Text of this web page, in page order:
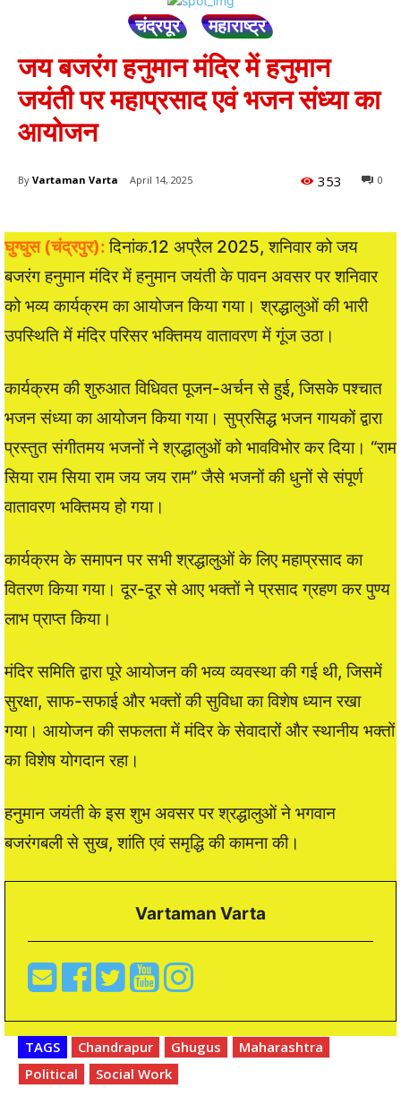
चंद्रपूर महाराष्ट्र
जय बजरंग हनुमान मंदिर में हनुमान
जयंती पर महाप्रसाद एवं भजन संध्या का
आयोजन
By Vartaman Varta April 14, 2025 0
353
घुग्घुस (चंद्रपुर):दिनांक.12 अप्रैल 2025, शनिवार को जय
बजरंग हनुमान मंदिर में हनुमान जयंती के पावन अवसर पर शनिवार
को भव्य कार्यक्रम का आयोजन किया गया। श्रद्धालुओं की भारी
उपस्थिति में मंदिर परिसर भक्तिमय वातावरण में गूंज उठा।
कार्यक्रम की शुरुआत विधिवत पूजन-अर्चन से हुई, जिसके पश्चात
भजन संध्या का आयोजन किया गया। सुप्रसिद्ध भजन गायकों द्वारा
प्रस्तुत संगीतमय भजनों ने श्रद्धालुओं को भावविभोर कर दिया। “राम
सिया राम सिया राम जय जय राम” जैसे भजनों की धुनों से संपूर्ण
वातावरण भक्तिमय हो गया।
कार्यक्रम के समापन पर सभी श्रद्धालुओं के लिए महाप्रसाद का
वितरण किया गया। दूर-दूर से आए भक्तों ने प्रसाद ग्रहण कर पुण्य
लाभ प्राप्त किया।
मंदिर समिति द्वारा पूरे आयोजन की भव्य व्यवस्था की गई थी, जिसमें
सुरक्षा, साफ-सफाई और भक्तों की सुविधा का विशेष ध्यान रखा
गया। आयोजन की सफलता में मंदिर के सेवादारों और स्थानीय भक्तों
का विशेष योगदान रहा।
हनुमान जयंती के इस शुभ अवसर पर श्रद्धालुओं ने भगवान
बजरंगबली से सुख, शांति एवं समृद्धि की कामना की।
Vartaman Varta
TAGS Chandrapur Ghugus
Maharashtra
Political
Social Work